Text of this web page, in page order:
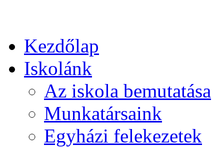
Kezdőlap
Iskolánk
Az iskola bemutatása
Munkatársaink
Egyházi felekezetek